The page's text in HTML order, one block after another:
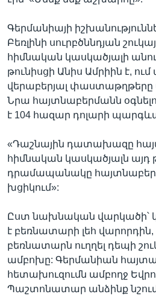
Գերմանիայի
Բեռլինի սուրբծննդյան
հիմնական կասկածյալի
թունիսցի Անիս Ամրիին է,
վերաբերյալ փաստաթղթերը
Նրա հայտնաբերմանն
է 104 հազար դոլարի
«Դաշնային դատախազը
հիմնական կասկածյալն այդ
դրամապանակը
խցիկում»:
Ըստ նախնական վարկածի՝
է բեռնատարի լեհ
բեռնատարն ուղղել դեպի
ամբոխը: Գերմանիան
հետախուզումն ամբողջ
Պաշտոնատար անձինք